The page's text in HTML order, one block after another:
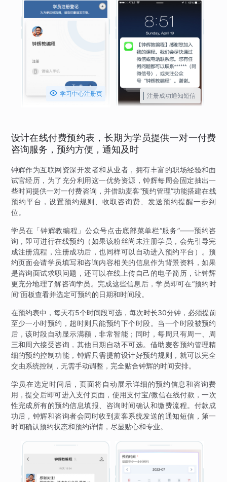
 学习中心注册页 注册成功通知短信
设计在线付费预约表，长期为学员提供一对一付费
咨询服务，预约方便，通知及时
钟辉作为互联网资深开发者和从业者，拥有丰富的职场经验和面
试官经历，为了充分利用这一优势资源，钟辉每周会固定抽出一
些时间提供一对一付费咨询，并借助麦客“预约管理”功能搭建在线
预约平台，设置预约规则、收取咨询费、发送预约提醒一步到
位。
学员在「钟辉教编程」公众号点击底部菜单栏“服务”——预约咨
询，即可进行在线预约（如果该粉丝尚未注册学员，会先引导完
成注册流程，注册成功后，也同样可以自动进入预约平台）。预
约页面会请学员填写和咨询内容相关的信息作为背景资料，如果
是咨询面试求职问题，还可以在线上传自己的电子简历，让钟辉
更充分地理了解咨询学员。完成这些信息后，学员即可在“预约时
间”面板查看并选定可预约的日期和时间段。
在预约表中，每天有5个时间段可选，每次时长30分钟，必须提前
至少一小时预约，超时则只能预约下个时段。当一个时段被预约
后，该时段自动显示满额，非常智能；同时，每周只有周一、周
三和周六接受咨询，其他日期自动不可选。借助麦客预约管理精
细的预约控制功能，钟辉只需提前设计好预约规则，就可以完全
交由系统控制，无需手动调整，完全贴合钟辉的时间安排。
学员在选定时间后，页面将自动展示详细的预约信息和咨询费
用，提交后即可进入支付页面，使用支付宝/微信在线付款，一次
性完成所有的预约信息填报、咨询时间确认和缴费流程。付款成
功后，钟辉和咨询者会同时收到麦客系统发送的通知短信，第一
时间确认预约状态和预约详情，尽显贴心和专业。